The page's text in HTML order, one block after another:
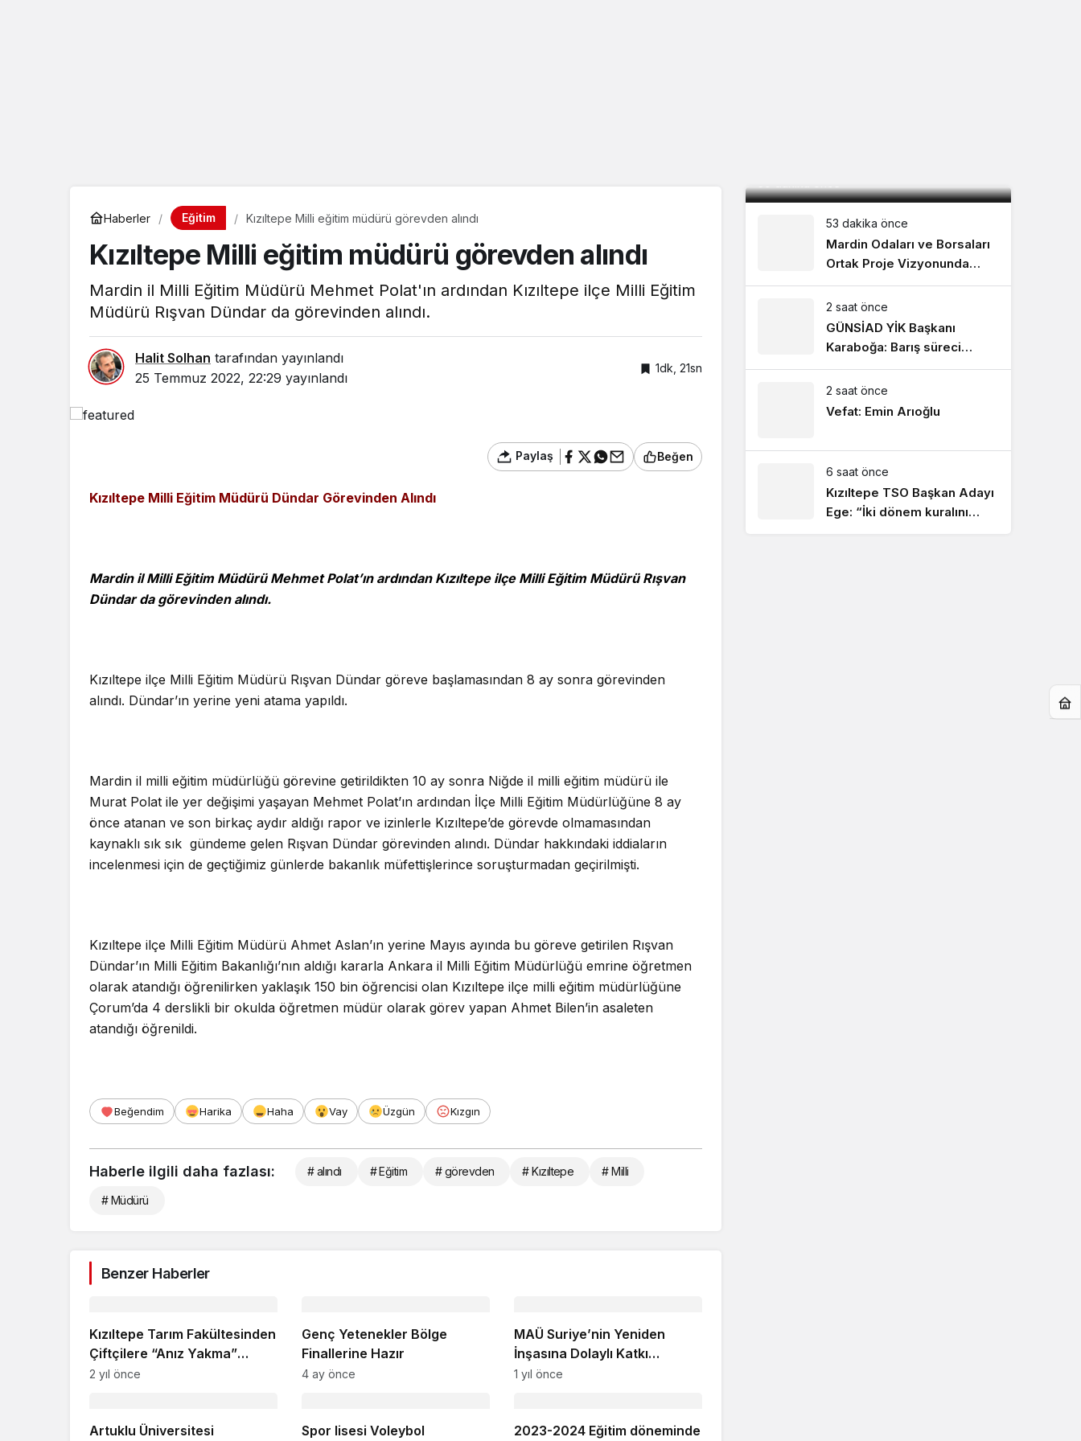
Haberler Eğitim Kızıltepe Milli eğitim müdürü görevden alındı
Kızıltepe Milli eğitim müdürü görevden alındı
Mardin il Milli Eğitim Müdürü Mehmet Polat'ın ardından Kızıltepe ilçe Milli Eğitim
Müdürü Rışvan Dündar da görevinden alındı.
Halit Solhan tarafından yayınlandı
25 Temmuz 2022, 22:29 yayınlandı
1dk, 21sn
Paylaş Beğen
Kızıltepe Milli Eğitim Müdürü Dündar Görevinden Alındı
Mardin il Milli Eğitim Müdürü Mehmet Polat’ın ardından Kızıltepe ilçe Milli Eğitim Müdürü Rışvan
Dündar da görevinden alındı.
Kızıltepe ilçe Milli Eğitim Müdürü Rışvan Dündar göreve başlamasından 8 ay sonra görevinden
alındı. Dündar’ın yerine yeni atama yapıldı.
Mardin il milli eğitim müdürlüğü görevine getirildikten 10 ay sonra Niğde il milli eğitim müdürü ile
Murat Polat ile yer değişimi yaşayan Mehmet Polat’ın ardından İlçe Milli Eğitim Müdürlüğüne 8 ay
önce atanan ve son birkaç aydır aldığı rapor ve izinlerle Kızıltepe’de görevde olmamasından
kaynaklı sık sık gündeme gelen Rışvan Dündar görevinden alındı. Dündar hakkındaki iddiaların
incelenmesi için de geçtiğimiz günlerde bakanlık müfettişlerince soruşturmadan geçirilmişti.
Kızıltepe ilçe Milli Eğitim Müdürü Ahmet Aslan’ın yerine Mayıs ayında bu göreve getirilen Rışvan
Dündar’ın Milli Eğitim Bakanlığı’nın aldığı kararla Ankara il Milli Eğitim Müdürlüğü emrine öğretmen
olarak atandığı öğrenilirken yaklaşık 150 bin öğrencisi olan Kızıltepe ilçe milli eğitim müdürlüğüne
Çorum’da 4 derslikli bir okulda öğretmen müdür olarak görev yapan Ahmet Bilen’in asaleten
atandığı öğrenildi.
Beğendim Harika Haha Vay Üzgün Kızgın
Haberle ilgili daha fazlası: # alındı # Eğitim # görevden # Kızıltepe # Milli
# Müdürü
Benzer Haberler
Kızıltepe Tarım Fakültesinden
Çiftçilere “Anız Yakma”
Uyarısı
2 yıl önce
Genç Yetenekler Bölge
Finallerine Hazır
4 ay önce
MAÜ Suriye’nin Yeniden
İnşasına Dolaylı Katkı
Sunuyor
1 yıl önce
Artuklu Üniversitesi Spor lisesi Voleybol 2023-2024 Eğitim döneminde
53 dakika önce
Mardin Odaları ve Borsaları
Ortak Proje Vizyonunda
Buluştu
2 saat önce
GÜNSİAD YİK Başkanı
Karaboğa: Barış süreci
ekonomik kazanımların
artmasını sağlayacak!
2 saat önce
Vefat: Emin Arıoğlu
6 saat önce
Kızıltepe TSO Başkan Adayı
Ege: “İki dönem kuralını